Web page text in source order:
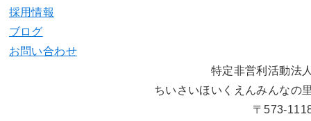
採用情報
ブログ
お問い合わせ
特定非営利活動法
ちいさいほいくえんみんなの
〒573-